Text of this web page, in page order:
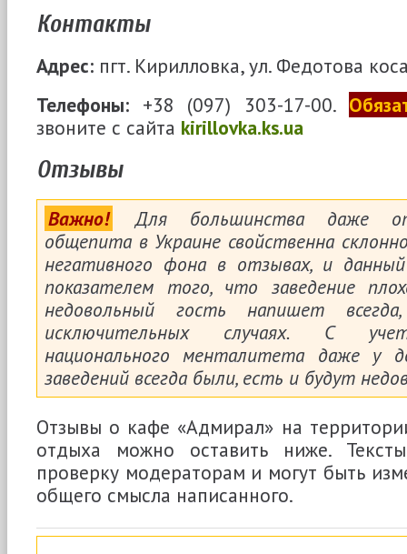
Контакты
Адрес: пгт. Кирилловка, ул. Федотова
Телефоны: +38 (097) 303-17-00.
звоните с сайта kirillovka.ks.ua
Отзывы
Важно!
Для большинства даже
общепита в Украине свойственна
негативного фона в отзывах, и
показателем того, что заведение
недовольный гость напишет
исключительных случаях. C
национального менталитета даже у
заведений всегда были, есть и будут
Отзывы о кафе «Адмирал» на
отдыха можно оставить ниже.
проверку модераторам и могут быть
общего смысла написанного.